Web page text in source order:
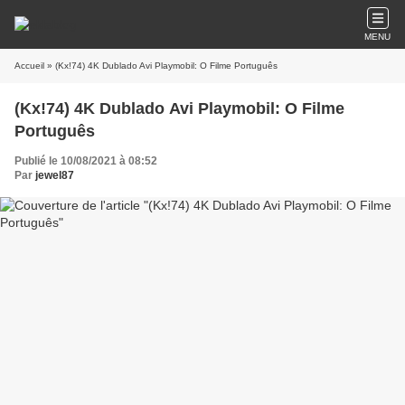
MENU
Accueil » (Kx!74) 4K Dublado Avi Playmobil: O Filme Português
(Kx!74) 4K Dublado Avi Playmobil: O Filme
Português
Publié le 10/08/2021 à 08:52
Par jewel87